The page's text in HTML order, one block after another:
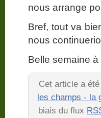
nous arrange
Bref, tout va
nous
Belle semaine à
Cet article a
les champs - la
biais du flux